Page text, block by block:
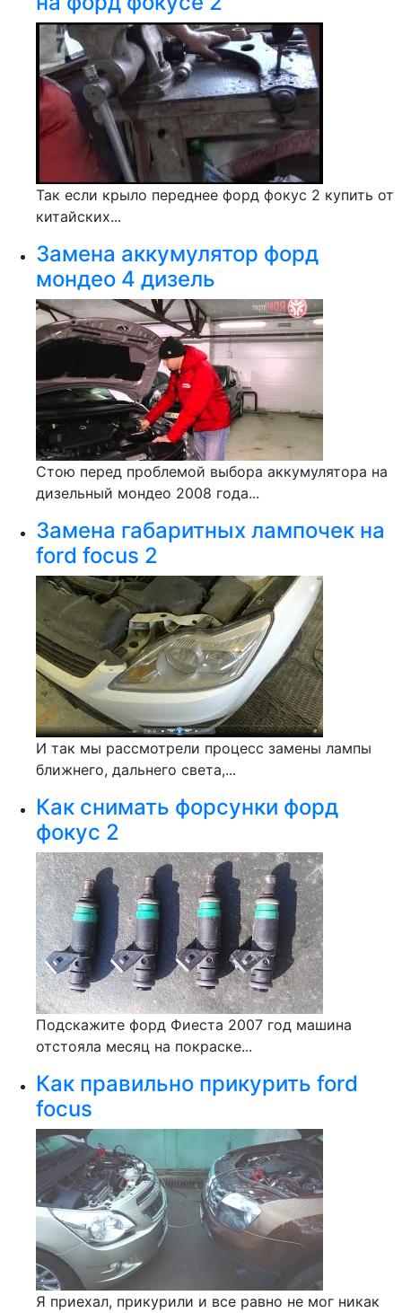
Так если крыло переднее форд фокус 2 купить от
китайских...
Замена аккумулятор форд
мондео 4 дизель
Стою перед проблемой выбора аккумулятора на
дизельный мондео 2008 года...
Замена габаритных лампочек на
ford focus 2
И так мы рассмотрели процесс замены лампы
ближнего, дальнего света,...
Как снимать форсунки форд
фокус 2
Подскажите форд Фиеста 2007 год машина
отстояла месяц на покраске...
Как правильно прикурить ford
focus
Я приехал, прикурили и все равно не мог никак